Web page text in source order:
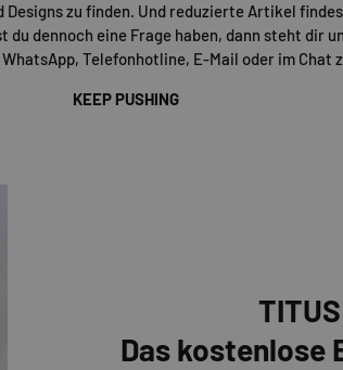
Designs zu finden. Und reduzierte Artikel
du dennoch eine Frage haben, dann steht dir
Telefonhotline, E-Mail oder im Chat
KEEP PUSHING
Das kostenlose